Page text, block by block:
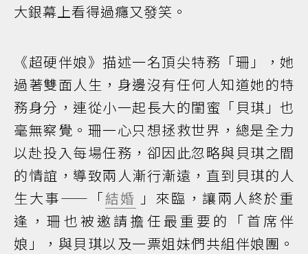
大銀幕上看得過癮又發笑。
《超硬伴娘》描述一名頂尖特務「珊」，她
過著雙面人生，身邊沒有任何人知道她的特
務身分，連從小一起長大的閨蜜「貝琪」也
毫無察覺。珊一心只想拯救世界，總是全力
以赴投入每場任務，卻因此忽略與貝琪之間
的情誼，導致兩人漸行漸遠，直到貝琪的人
生大事——「結婚 」來臨，讓兩人終於重
逢，珊也被邀請擔任最重要的「首席伴
娘」，與貝琪以及一票姐妹們共組伴娘團。